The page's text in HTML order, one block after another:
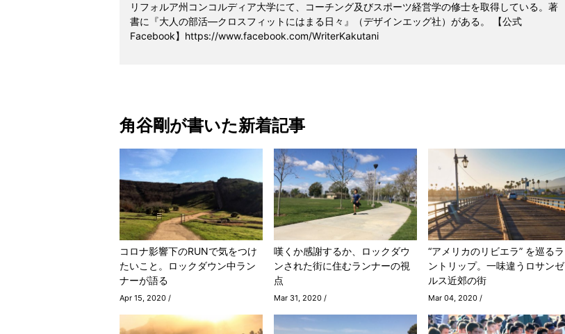
リフォルア州コンコルディア大学にて、コーチング及びスポーツ経営学の修士を取得している。著
書に『大人の部活―クロスフィットにはまる日々』（デザインエッグ社）がある。 【公式
Facebook】https://www.facebook.com/WriterKakutani
角谷剛が書いた新着記事
コロナ影響下のRUNで気をつけ
たいこと。ロックダウン中ラン
ナーが語る
Apr 15, 2020 /
嘆くか感謝するか、ロックダウ
ンされた街に住むランナーの視
点
Mar 31, 2020 /
“アメリカのリビエラ” を巡るラ
ントリップ。一味違うロサンゼ
ルス近郊の街
Mar 04, 2020 /